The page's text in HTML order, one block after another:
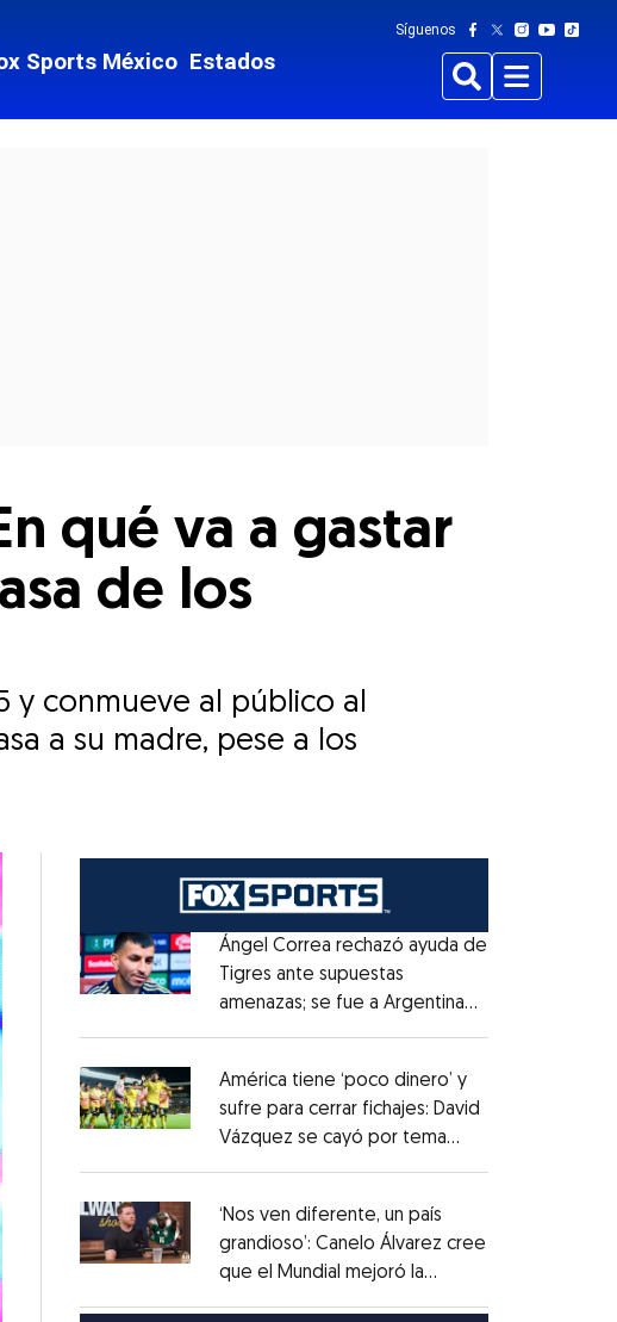
Sports México Estados
Síguenos
BuscarMenu
qué va a gastar
de los
y conmueve al público al
a su madre, pese a los
Opens in new window
Ángel Correa rechazó ayuda de
Tigres ante supuestas
amenazas; se fue a Argentina
Opens in new window
América tiene ‘poco dinero’ y
sufre para cerrar fichajes: David
Vázquez se cayó por tema
Opens in new window
‘Nos ven diferente, un país
grandioso’: Canelo Álvarez cree
que el Mundial mejoró la